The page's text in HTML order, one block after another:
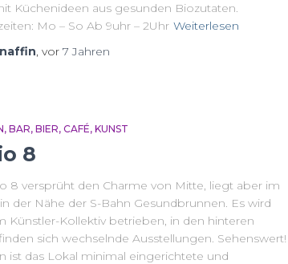
Küchenideen aus gesunden Biozutaten.
Mo – So Ab 9uhr – 2Uhr Weiterlesen
, vor 7 Jahren
BAR BIER CAFÉ KUNST
8
8 versprüht den Charme von Mitte, liegt aber im
der Nähe der S-Bahn Gesundbrunnen. Es wird
Künstler-Kollektiv betrieben, in den hinteren
sich wechselnde Ausstellungen. Sehenswert!
ist das Lokal minimal eingerichtete und